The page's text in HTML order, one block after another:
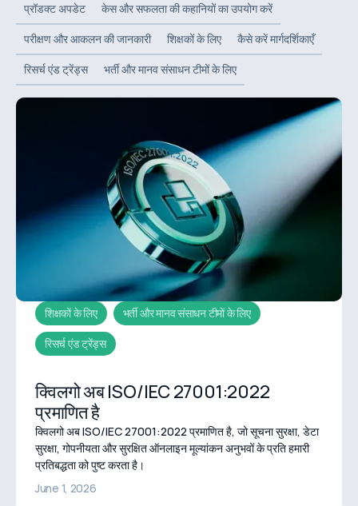
प्रॉडक्ट अपडेट
केस और सफलता की कहानियों का उपयोग करें
परीक्षण और आकलन की जानकारी
शिक्षकों के लिए
कैसे करें मार्गदर्शिकाएँ
रिसर्च एंड ट्रेंड्स
भर्ती और मानव संसाधन टीमों के लिए
शिक्षकों के लिए
भर्ती और मानव संसाधन टीमों के लिए
रिसर्च एंड ट्रेंड्स
क्विलगो अब ISO/IEC 27001:2022
प्रमाणित है
क्विलगो अब ISO/IEC 27001:2022 प्रमाणित है, जो सूचना सुरक्षा, डेटा
सुरक्षा, गोपनीयता और सुरक्षित ऑनलाइन मूल्यांकन अनुभवों के प्रति हमारी
प्रतिबद्धता को पुष्ट करता है।
June 1, 2026